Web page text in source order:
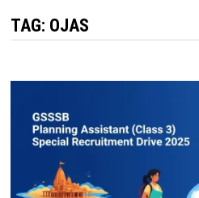
TAG: OJAS